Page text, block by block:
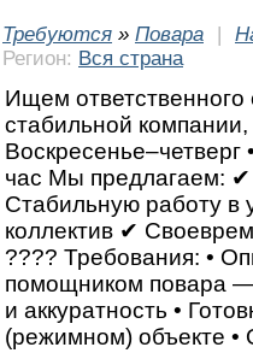
Требуются » Повара |
Регион: Вся страна
Ищем ответственного
стабильной
час Мы предлагаем:
Стабильную работу
коллектив ✔
???? Требования: •
помощником повара —
и аккуратность •
(режимном) объекте •